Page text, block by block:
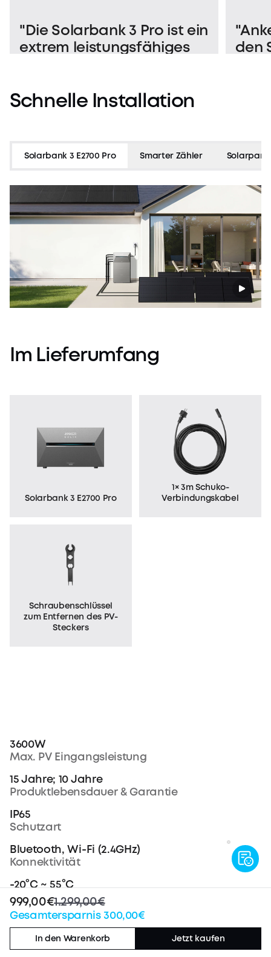
999,00€1.299,00€
Gesamtersparnis 300,00€
In den Warenkorb Jetzt kaufen
"Die Solarbank 3 Pro ist ein
extrem leistungsfähiges
den
Schnelle Installation
Solarbank 3 E2700 Pro Smarter Zähler
Im Lieferumfang
Solarbank 3 E2700 Pro
1× 3m Schuko-
Verbindungskabel
Schraubenschlüssel
zumEntfernen des PV-
Steckers
3600W
Max. PV Eingangsleistung
15 Jahre; 10 Jahre
Produktlebensdauer & Garantie
IP65
Schutzart
Bluetooth, Wi-Fi (2.4GHz)
Konnektivität
-20°C ~ 55°C
Betriebstemperaturbereich
460 × 254 × 279mm
Abmessungen